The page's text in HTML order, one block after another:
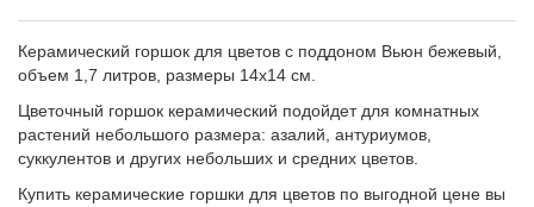
Керамический горшок для цветов с поддоном Вьюн бежевый,
объем 1,7 литров, размеры 14х14 см.
Цветочный горшок керамический подойдет для комнатных
растений небольшого размера: азалий, антуриумов,
суккулентов и других небольших и средних цветов.
Купить керамические горшки для цветов по выгодной цене вы